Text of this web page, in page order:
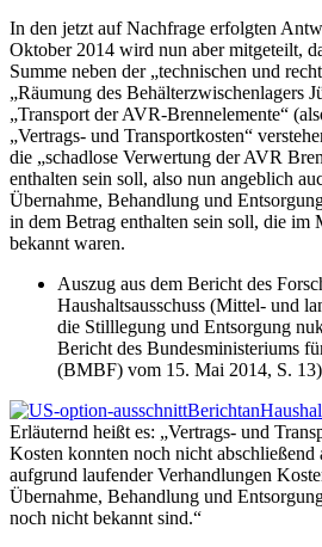
In den jetzt auf Nachfrage erfolgten
Oktober 2014 wird nun aber mitgeteilt,
Summe neben der „technischen und
„Räumung des Behälterzwischenlagers
„Transport der AVR-Brennelemente“
„Vertrags- und Transportkosten“
die „schadlose Verwertung der AVR
enthalten sein soll, also nun angeblich
Übernahme, Behandlung und
in dem Betrag enthalten sein soll, die im
bekannt waren.
Auszug aus dem Bericht des
Haushaltsausschuss (Mittel- und
die Stilllegung und Entsorgung
Bericht des Bundesministeriums
(BMBF) vom 15. Mai 2014, S.
Erläuternd heißt es: „Vertrags- und
Kosten konnten noch nicht abschließend
aufgrund laufender Verhandlungen
Übernahme, Behandlung und
noch nicht bekannt sind.“